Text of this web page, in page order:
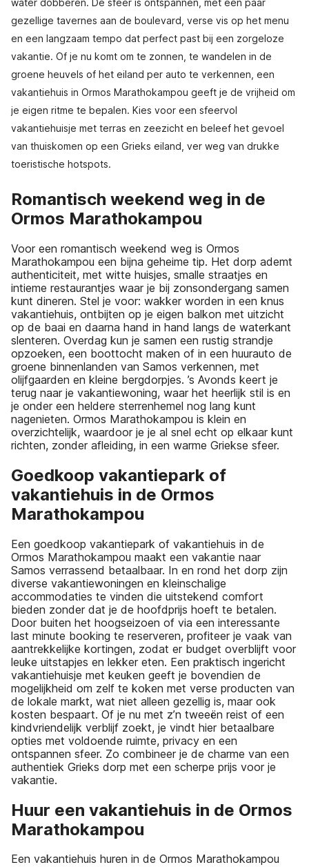
water dobberen. De sfeer is ontspannen, met een paar
gezellige tavernes aan de boulevard, verse vis op het menu
en een langzaam tempo dat perfect past bij een zorgeloze
vakantie. Of je nu komt om te zonnen, te wandelen in de
groene heuvels of het eiland per auto te verkennen, een
vakantiehuis in Ormos Marathokampou geeft je de vrijheid om
je eigen ritme te bepalen. Kies voor een sfeervol
vakantiehuisje met terras en zeezicht en beleef het gevoel
van thuiskomen op een Grieks eiland, ver weg van drukke
toeristische hotspots.
Romantisch weekend weg in de
Ormos Marathokampou
Voor een romantisch weekend weg is Ormos
Marathokampou een bijna geheime tip. Het dorp ademt
authenticiteit, met witte huisjes, smalle straatjes en
intieme restaurantjes waar je bij zonsondergang samen
kunt dineren. Stel je voor: wakker worden in een knus
vakantiehuis, ontbijten op je eigen balkon met uitzicht
op de baai en daarna hand in hand langs de waterkant
slenteren. Overdag kun je samen een rustig strandje
opzoeken, een boottocht maken of in een huurauto de
groene binnenlanden van Samos verkennen, met
olijfgaarden en kleine bergdorpjes. ’s Avonds keert je
terug naar je vakantiewoning, waar het heerlijk stil is en
je onder een heldere sterrenhemel nog lang kunt
nagenieten. Ormos Marathokampou is klein en
overzichtelijk, waardoor je je al snel echt op elkaar kunt
richten, zonder afleiding, in een warme Griekse sfeer.
Goedkoop vakantiepark of
vakantiehuis in de Ormos
Marathokampou
Een goedkoop vakantiepark of vakantiehuis in de
Ormos Marathokampou maakt een vakantie naar
Samos verrassend betaalbaar. In en rond het dorp zijn
diverse vakantiewoningen en kleinschalige
accommodaties te vinden die uitstekend comfort
bieden zonder dat je de hoofdprijs hoeft te betalen.
Door buiten het hoogseizoen of via een interessante
last minute booking te reserveren, profiteer je vaak van
aantrekkelijke kortingen, zodat er budget overblijft voor
leuke uitstapjes en lekker eten. Een praktisch ingericht
vakantiehuisje met keuken geeft je bovendien de
mogelijkheid om zelf te koken met verse producten van
de lokale markt, wat niet alleen gezellig is, maar ook
kosten bespaart. Of je nu met z’n tweeën reist of een
kindvriendelijk verblijf zoekt, je vindt hier betaalbare
opties met voldoende ruimte, privacy en een
ontspannen sfeer. Zo combineer je de charme van een
authentiek Grieks dorp met een scherpe prijs voor je
vakantie.
Huur een vakantiehuis in de Ormos
Marathokampou
Een vakantiehuis huren in de Ormos Marathokampou